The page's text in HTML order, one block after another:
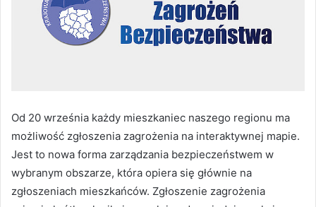
Od 20 września każdy mieszkaniec naszego regionu ma
możliwość zgłoszenia zagrożenia na interaktywnej mapie.
Jest to nowa forma zarządzania bezpieczeństwem w
wybranym obszarze, która opiera się głównie na
zgłoszeniach mieszkańców. Zgłoszenie zagrożenia